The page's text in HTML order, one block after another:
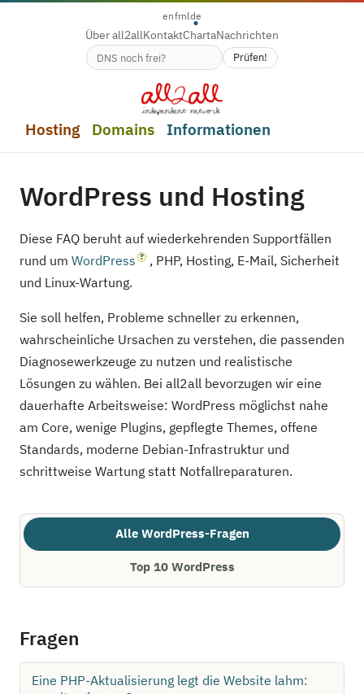
enfrnlde
Über all2allKontaktChartaNachrichten
Verfügbarkeit des Domainnamens
Prüfen!
Hosting Domains Informationen
WordPress und Hosting
Diese FAQ beruht auf wiederkehrenden Supportfällen
rund um WordPress
, PHP, Hosting, E-Mail, Sicherheit
und Linux-Wartung.
Sie soll helfen, Probleme schneller zu erkennen,
wahrscheinliche Ursachen zu verstehen, die passenden
Diagnosewerkzeuge zu nutzen und realistische
Lösungen zu wählen. Bei all2all bevorzugen wir eine
dauerhafte Arbeitsweise: WordPress möglichst nahe
am Core, wenige Plugins, gepflegte Themes, offene
Standards, moderne Debian-Infrastruktur und
schrittweise Wartung statt Notfallreparaturen.
Alle WordPress-Fragen
Top 10 WordPress
Fragen
Eine PHP-Aktualisierung legt die Website lahm: